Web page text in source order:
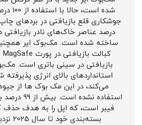
شده
درصد عناصر خاک‌های نادر بازیافتی
استانداردهای بالای انرژی پذیرفته
استفاده
فیبر است، که اپل را به هدف حذف
بسته‌بندی خود تا سال 2025 نزدیک‌تر می‌کند.